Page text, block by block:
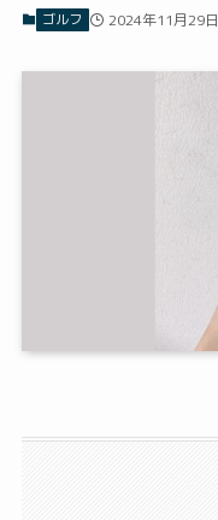
ゴルフ 2024年11月29日